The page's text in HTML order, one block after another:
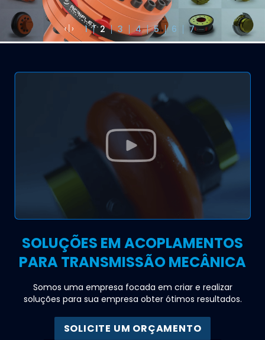
1 2 3 4 5 6 7
SOLUÇÕES EM ACOPLAMENTOS
PARA TRANSMISSÃO MECÂNICA
Somos uma empresa focada em criar e realizar
soluções para sua empresa obter ótimos resultados.
SOLICITE UM ORÇAMENTO